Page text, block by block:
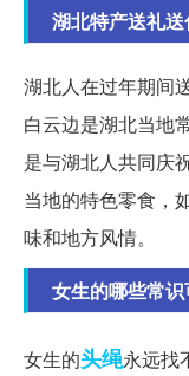
湖北特产送礼
湖北人在过年期间
白云边是湖北当地
是与湖北人共同庆
当地的特色零食，
味和地方风情。
女生的哪些常
女生的头绳永远找